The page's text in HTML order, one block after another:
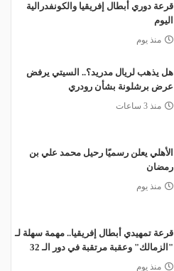
قرعة دوري أبطال إفريقيا والكونفدرالية
اليوم
منذ يوم
هل يذهب لريال مدريد؟.. السيتي يرفض
عرض برشلونة بشأن رودري
منذ 3 ساعات
الأهلي يعلن رسميًا رحيل محمد علي بن
رمضان
منذ يوم
قرعة تمهيدي أبطال إفريقيا.. مهمة سهلة لـ
"الزمالك" وعقبة مرتقبة في دور الـ 32
منذ يوم